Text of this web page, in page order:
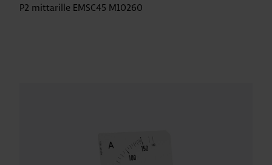
P2 mittarille EMSC45 M10260